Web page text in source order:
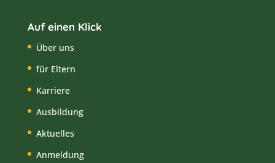
Auf einen Klick
Über uns
für Eltern
Karriere
Ausbildung
Aktuelles
Anmeldung